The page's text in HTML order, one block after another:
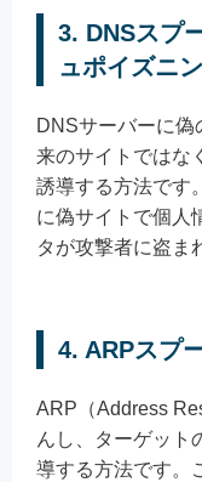
3. DNSスプ
ュポイズニン
DNSサーバーに偽
来のサイトではな
誘導する方法です
に偽サイトで個人
タが攻撃者に盗ま
4. ARPスプ
ARP（Address
んし、ターゲット
導する方法です。